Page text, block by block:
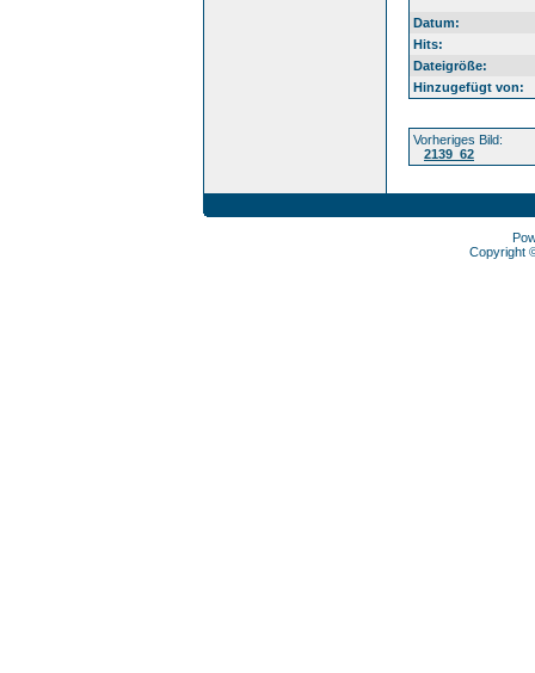
Datum:
Hits:
Dateigröße:
Hinzugefügt von:
Vorheriges Bild:
2139_62
Copyright